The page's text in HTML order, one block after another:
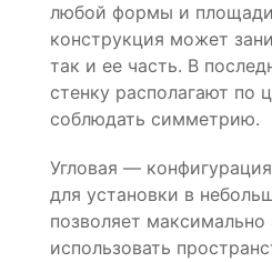
любой формы и
конструкция может
так и ее часть. В
стенку располагают по
соблюдать симметрию.
Угловая —
для установки в
позволяет
использовать